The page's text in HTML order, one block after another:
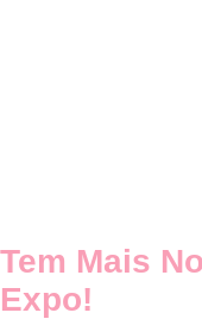
Tem Mais
Expo!